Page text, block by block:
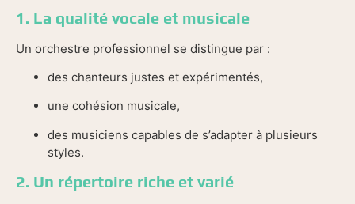
1. La qualité vocale et musicale
Un orchestre professionnel se distingue par :
des chanteurs justes et expérimentés,
une cohésion musicale,
des musiciens capables de s’adapter à plusieurs
styles.
2. Un répertoire riche et varié